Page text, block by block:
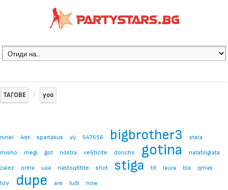
ТАГОВЕ yoo
ninel 4ist spartakus vij 547656 bigbrother3
stela
misho
megi got nostra ve6ticite doncho gotina
natatiliglata
zalez
orela uaa nastoq6tite shot stiga tit laura bla
qmas
lizy
dupe are ludi now